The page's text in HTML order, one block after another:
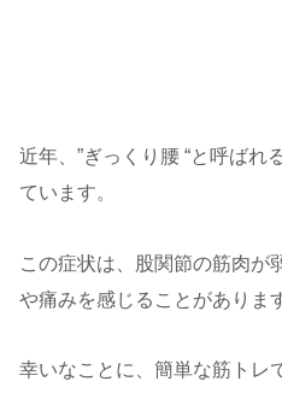
近年、”ぎっくり腰 “と呼ばれ
ています。
この症状は、股関節の筋肉が
や痛みを感じることがありま
幸いなことに、簡単な筋トレ